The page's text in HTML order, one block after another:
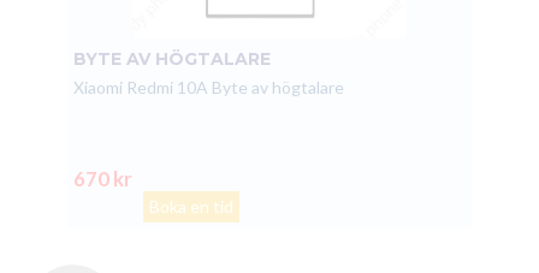
BYTE AV HÖGTALARE
Xiaomi Redmi 10A Byte av högtalare
670 kr
Boka en tid